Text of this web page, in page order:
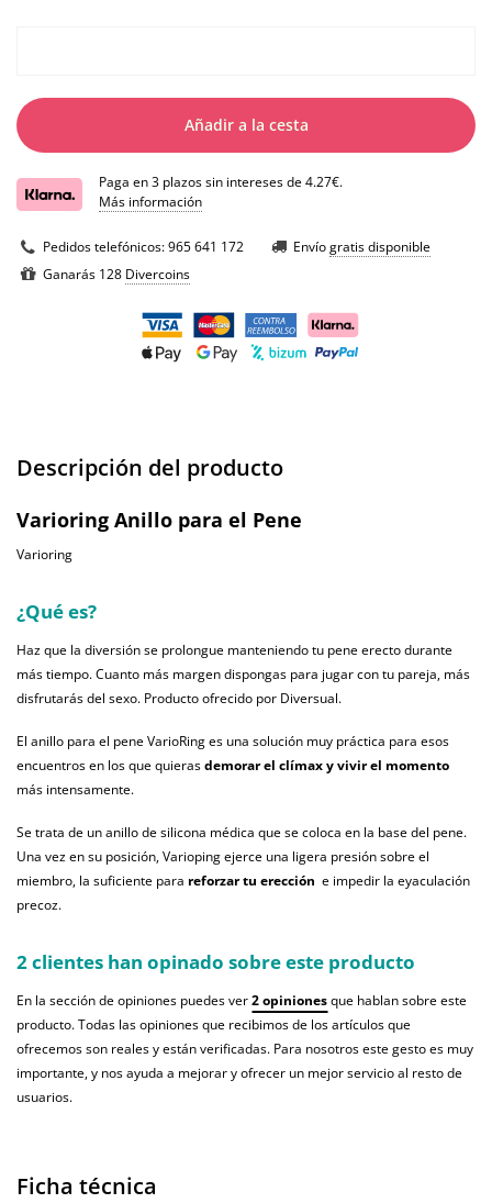
Añadir a la cesta
Paga en 3 plazos sin intereses de 4.27€.
Más información
Pedidos telefónicos:965 641 172 Envíogratis disponible
Ganarás 128 Divercoins
Descripción del producto
Varioring Anillo para el Pene
Varioring
¿Qué es?
Haz que la diversión se prolongue manteniendo tu pene erecto durante
más tiempo. Cuanto más margen dispongas para jugarcon tu pareja, más
disfrutarás del sexo. Producto ofrecido por Diversual.
El anillo para el pene VarioRing es una solución muy práctica para esos
encuentros en los que quierasdemorar el clímax y vivir el momento
más intensamente.
Se trata de un anillo de silicona médica que se coloca en la base del pene.
Una vez en su posición, Varioping ejerce una ligera presión sobre el
miembro, la suficiente para reforzar tu erección e impedir la eyaculación
precoz.
2 clientes han opinado sobre este producto
En la sección de opiniones puedes ver2 opinionesque hablan sobre este
producto. Todas las opiniones que recibimos de los artículos que
ofrecemos son reales y están verificadas. Para nosotros este gesto es muy
importante, y nos ayuda a mejorar y ofrecer un mejor servicio al resto de
usuarios.
Ficha técnica